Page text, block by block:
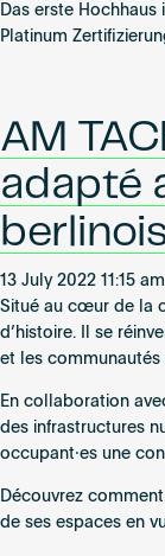
Das erste
Platinum
AM
adapté
13 July 2022 11:15 am
Situé au cœur de la
d’histoire. Il se
et les communautés
En collaboration
des infrastructures
occupant⸱es une
Découvrez
de ses espaces en